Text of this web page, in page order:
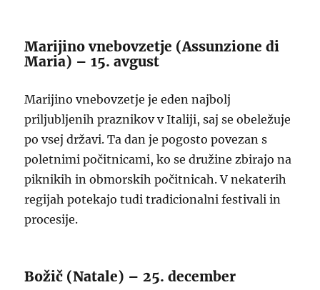
Marijino vnebovzetje (Assunzione di
Maria) – 15. avgust
Marijino vnebovzetje je eden najbolj
priljubljenih praznikov v Italiji, saj se obeležuje
po vsej državi. Ta dan je pogosto povezan s
poletnimi počitnicami, ko se družine zbirajo na
piknikih in obmorskih počitnicah. V nekaterih
regijah potekajo tudi tradicionalni festivali in
procesije.
Božič (Natale) – 25. december